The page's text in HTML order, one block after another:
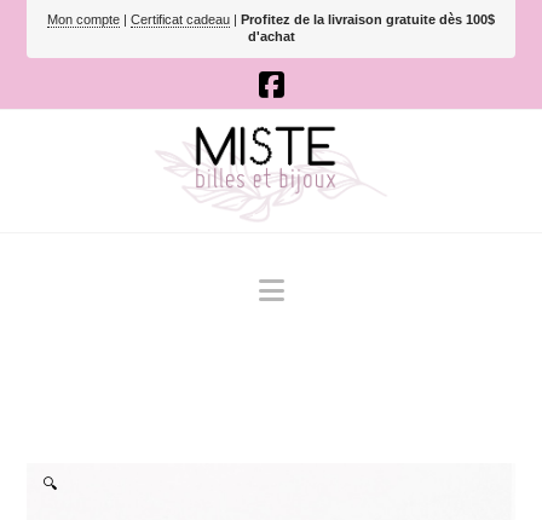
Mon compte | Certificat cadeau | Profitez de la livraison gratuite dès 100$
d'achat
Navigation
🔍